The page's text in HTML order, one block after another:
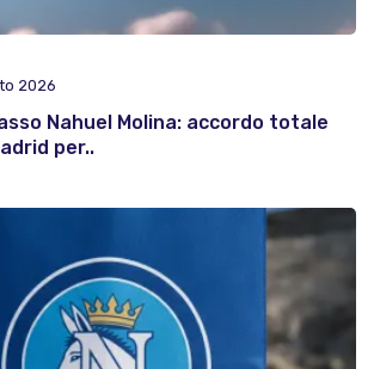
2026
Nahuel Molina: accordo totale
per..